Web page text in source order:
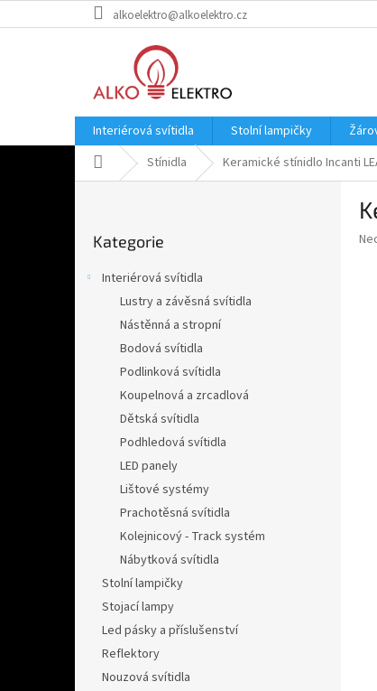
na
alkoelektro@alkoelektro.cz
Interiérová svítidla Stolní lampičky
Domů Stínidla Keramické stínidlo Incanti
kategorie
Kategorie
Interiérová svítidla
Lustry a závěsná svítidla
Nástěnná a stropní
Bodová svítidla
Podlinková svítidla
Koupelnová a zrcadlová
Dětská svítidla
Podhledová svítidla
LED panely
Lištové systémy
Prachotěsná svítidla
Kolejnicový - Track systém
Nábytková svítidla
Stolní lampičky
Stojací lampy
Led pásky a příslušenství
Reflektory
Nouzová svítidla